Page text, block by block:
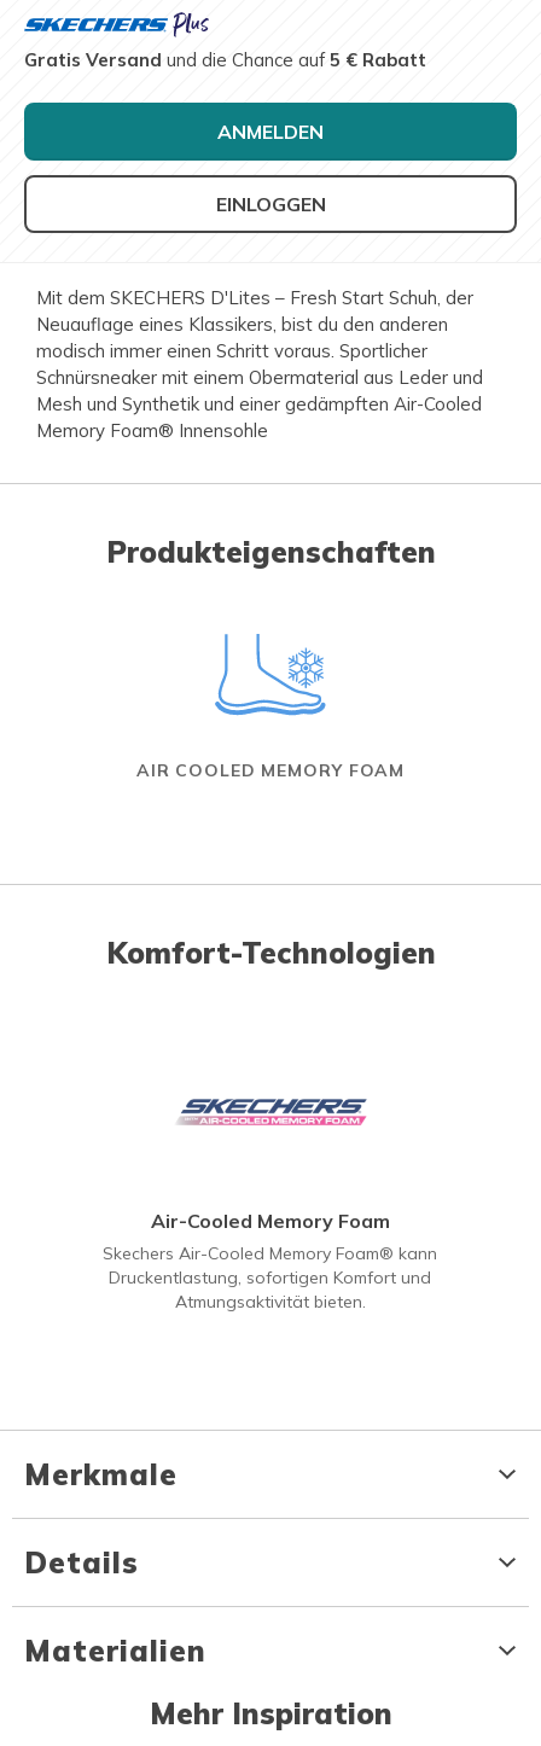
Gratis Versand und die Chance auf5 € Rabatt
ANMELDEN
EINLOGGEN
Mit dem SKECHERS D'Lites – Fresh Start Schuh, der
Neuauflage eines Klassikers, bist du den anderen
modisch immer einen Schritt voraus. Sportlicher
Schnürsneaker mit einem Obermaterial aus Leder und
Mesh und Synthetik und einer gedämpften Air-Cooled
Memory Foam® Innensohle
Produkteigenschaften
AIR COOLED MEMORY FOAM
Komfort-Technologien
Air-Cooled Memory Foam
Skechers Air-Cooled Memory Foam® kann
Druckentlastung, sofortigen Komfort und
Atmungsaktivität bieten.
Merkmale
Details
Materialien
Mehr Inspiration